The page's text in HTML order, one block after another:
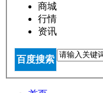
商城
行情
资讯
百度搜索